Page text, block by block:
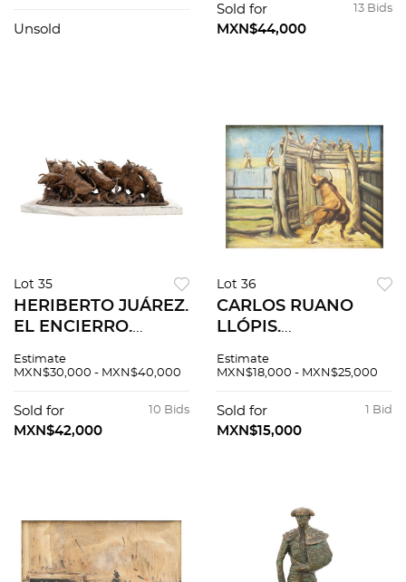
PUENTE". 47 x 81.5
Unsold
patinado con base
de mármol. Firmada,
13 Bids
Sold for
MXN$44,000
Lot 35
HERIBERTO JUÁREZ.
EL ENCIERRO.
dorado con base de
Juarez".
Estimate
MXN$30,000 - MXN$40,000
10 Bids
Sold for
MXN$42,000
Lot 36
CARLOS RUANO
LLÓPIS.
Óleo sobre tela.
"C Ruano Llopis -
Mex: -941".
Estimate
MXN$18,000 - MXN$25,000
1 Bid
Sold for
MXN$15,000